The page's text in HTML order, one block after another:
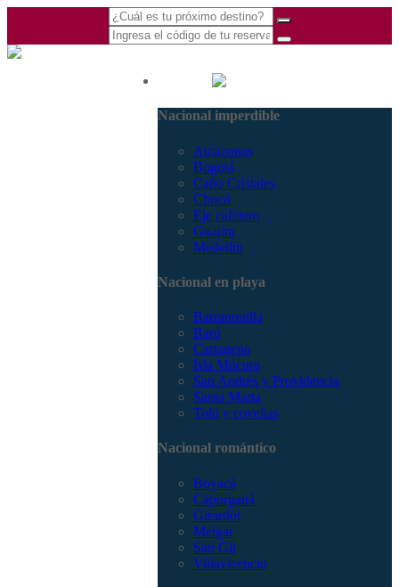
Nacional imperdible
Amazonas
Bogotá
Caño Cristales
Chocó
Eje cafetero
Guajira
Medellín
Nacional en playa
Barranquilla
Barú
Cartagena
Isla Múcura
San Andrés y Providencia
Santa Marta
Tolú y coveñas
Nacional romántico
Boyacá
Capurganá
Girardot
Melgar
San Gil
Villavicencio